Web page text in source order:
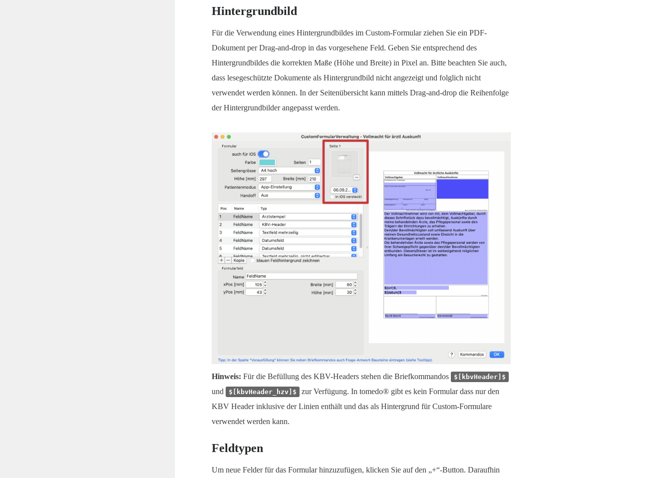
Hintergrundbild
Für die Verwendung eines Hintergrundbildes im Custom-Formular ziehen Sie ein PDF-
Dokument per Drag-and-drop in das vorgesehene Feld. Geben Sie entsprechend des
Hintergrundbildes die korrekten Maße (Höhe und Breite) in Pixel an. Bitte beachten Sie auch,
dass lesegeschützte Dokumente als Hintergrundbild nicht angezeigt und folglich nicht
verwendet werden können. In der Seitenübersicht kann mittels Drag-and-drop die Reihenfolge
der Hintergrundbilder angepasst werden.
Hinweis: Für die Befüllung des KBV-Headers stehen die Briefkommandos $[kbvHeader]$
und $[kbvHeader_hzv]$
zur Verfügung. In tomedo® gibt es kein Formular dass nur den
KBV Header inklusive der Linien enthält und das als Hintergrund für Custom-Formulare
verwendet werden kann.
Feldtypen
Um neue Felder für das Formular hinzuzufügen, klicken Sie auf den „+“-Button. Daraufhin